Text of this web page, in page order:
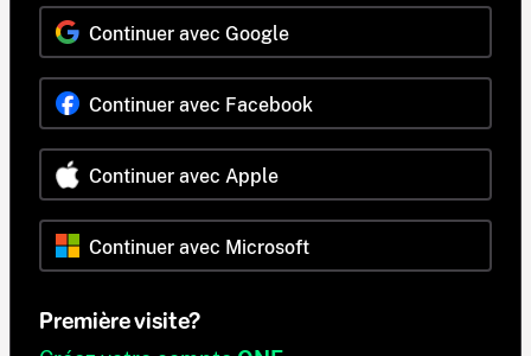
Continuer avec Google
Continuer avec Facebook
Continuer avec Apple
Continuer avec Microsoft
Première visite?